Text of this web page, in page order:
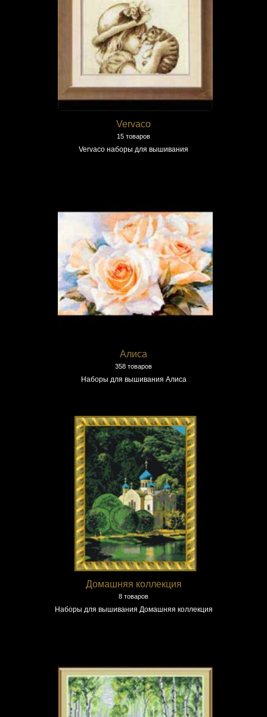
Vervaco
15 товаров
Vervaco наборы для вышивания
Алиса
358 товаров
Наборы для вышивания Алиса
Домашняя коллекция
8 товаров
Наборы для вышивания Домашняя коллекция